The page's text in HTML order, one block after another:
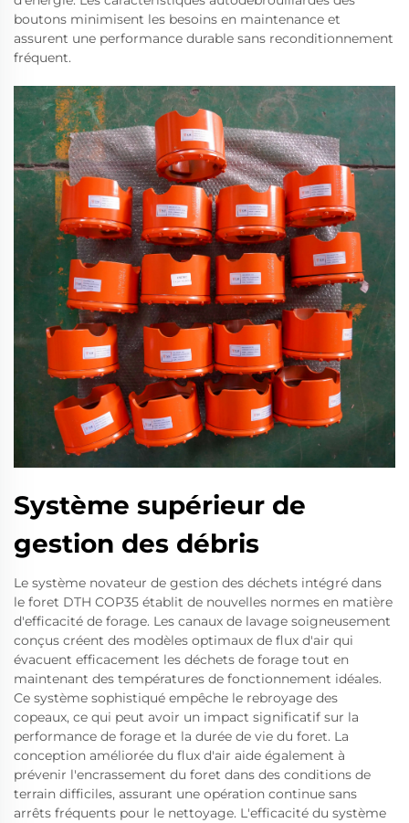
boutons minimisent les besoins en maintenance et
assurent une performance durable sans reconditionnement
fréquent.
Système supérieur de
gestion des débris
Le système novateur de gestion des déchets intégré dans
le foret DTH COP35 établit de nouvelles normes en matière
d'efficacité de forage. Les canaux de lavage soigneusement
conçus créent des modèles optimaux de flux d'air qui
évacuent efficacement les déchets de forage tout en
maintenant des températures de fonctionnement idéales.
Ce système sophistiqué empêche le rebroyage des
copeaux, ce qui peut avoir un impact significatif sur la
performance de forage et la durée de vie du foret. La
conception améliorée du flux d'air aide également à
prévenir l'encrassement du foret dans des conditions de
terrain difficiles, assurant une opération continue sans
arrêts fréquents pour le nettoyage. L'efficacité du système